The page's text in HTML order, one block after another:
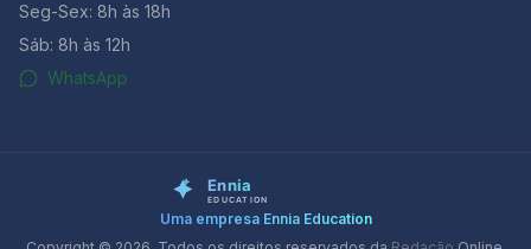
Seg-Sex: 8h às 18h
Sáb: 8h às 12h
WhatsApp
Uma empresa Ennia Education